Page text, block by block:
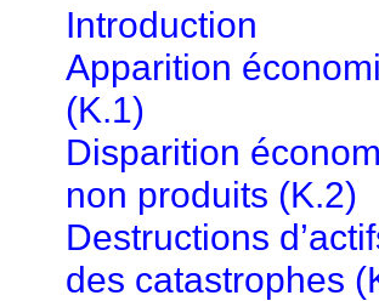
Introduction
Apparition
(K.1)
Disparition
non produits (K.2)
Destructions
des catastrophes